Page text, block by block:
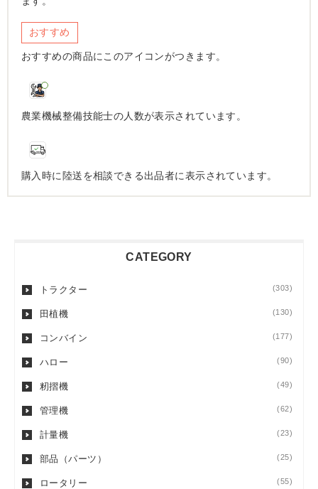
おすすめ
おすすめの商品にこのアイコンがつきます。
農業機械整備技能士の人数が表示されています。
購入時に陸送を相談できる出品者に表示されています。
CATEGORY
トラクター (303)
田植機 (130)
コンバイン (177)
ハロー (90)
籾摺機 (49)
管理機 (62)
計量機 (23)
部品（パーツ） (25)
ロータリー (55)